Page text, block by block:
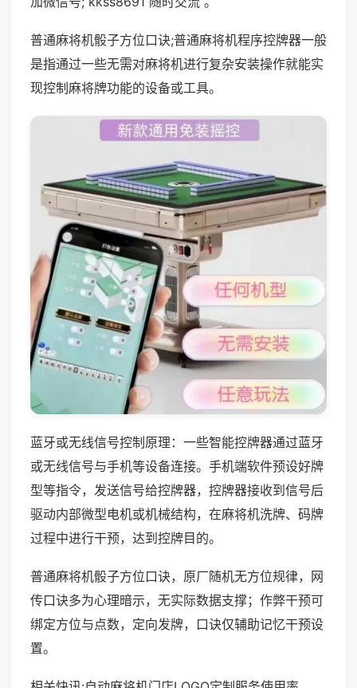
普通麻将机骰子方位口诀;普通麻将机程序控牌器一般
是指通过一些无需对麻将机进行复杂安装操作就能实
现控制麻将牌功能的设备或工具。
蓝牙或无线信号控制原理：一些智能控牌器通过蓝牙
或无线信号与手机等设备连接。手机端软件预设好牌
型等指令，发送信号给控牌器，控牌器接收到信号后
驱动内部微型电机或机械结构，在麻将机洗牌、码牌
过程中进行干预，达到控牌目的。
普通麻将机骰子方位口诀，原厂随机无方位规律，网
传口诀多为心理暗示，无实际数据支撑；作弊干预可
绑定方位与点数，定向发牌，口诀仅辅助记忆干预设
置。